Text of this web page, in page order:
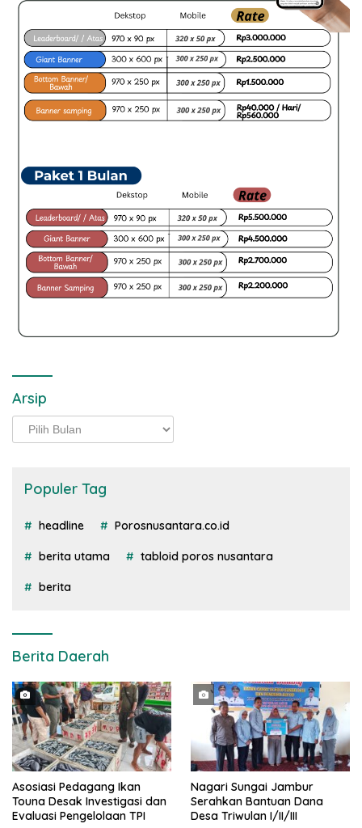
Arsip
Arsip
Populer Tag
headline Porosnusantara.co.id
berita utama tabloid poros nusantara
berita
Berita Daerah
Asosiasi Pedagang Ikan
Touna Desak Investigasi dan
Evaluasi Pengelolaan TPI
Nagari Sungai Jambur
Serahkan Bantuan Dana
Desa Triwulan I/II/III